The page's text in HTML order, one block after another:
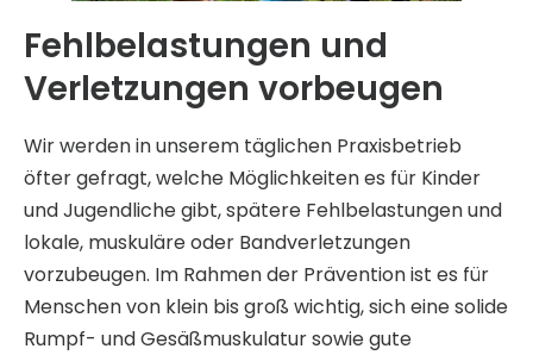
Fehlbelastungen und
Verletzungen vorbeugen
Wir werden in unserem täglichen Praxisbetrieb
öfter gefragt, welche Möglichkeiten es für Kinder
und Jugendliche gibt, spätere Fehlbelastungen und
lokale, muskuläre oder Bandverletzungen
vorzubeugen. Im Rahmen der Prävention ist es für
Menschen von klein bis groß wichtig, sich eine solide
Rumpf- und Gesäßmuskulatur sowie gute